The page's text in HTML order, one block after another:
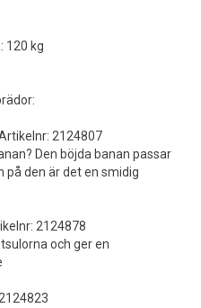
120 kg
2124807
Den böjda banan passar
på den är det en smidig
2124878
och ger en